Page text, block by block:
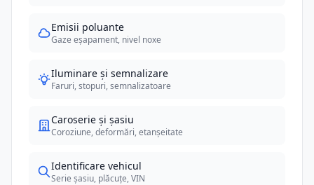
Emisii poluante
Gaze eșapament, nivel noxe
Iluminare și semnalizare
Faruri, stopuri, semnalizatoare
Caroserie și șasiu
Coroziune, deformări, etanșeitate
Identificare vehicul
Serie șasiu, plăcuțe, VIN